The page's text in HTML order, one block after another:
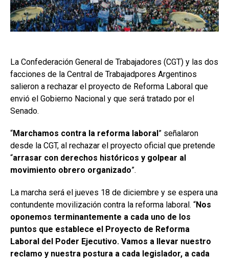
La Confederación General de Trabajadores (CGT) y las dos
facciones de la Central de Trabajadpores Argentinos
salieron a rechazar el proyecto de Reforma Laboral que
envió el Gobierno Nacional y que será tratado por el
Senado.
“Marchamos contra la reforma laboral” señalaron
desde la CGT, al rechazar el proyecto oficial que pretende
“arrasar con derechos históricos y golpear al
movimiento obrero organizado”.
La marcha será el jueves 18 de diciembre y se espera una
contundente movilización contra la reforma laboral. “Nos
oponemos terminantemente a cada uno de los
puntos que establece el Proyecto de Reforma
Laboral del Poder Ejecutivo. Vamos a llevar nuestro
reclamo y nuestra postura a cada legislador, a cada